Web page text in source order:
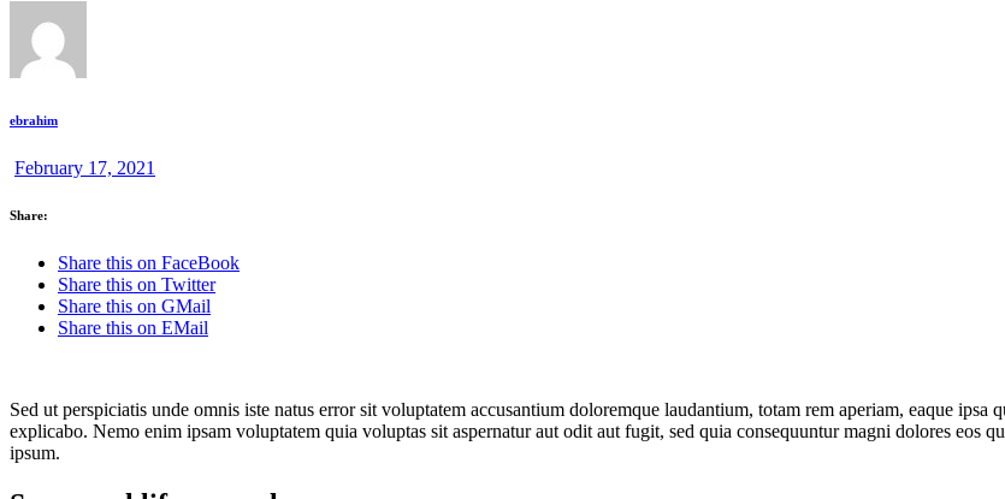
ebrahim
February 17, 2021
Share:
Share this on FaceBook
Share this on Twitter
Share this on GMail
Share this on EMail
Sed ut perspiciatis unde omnis iste natus error sit voluptatem accusantium doloremque laudantium, totam rem aperiam, eaque
explicabo. Nemo enim ipsam voluptatem quia voluptas sit aspernatur aut odit aut fugit, sed quia consequuntur magni dolores eos
ipsum.